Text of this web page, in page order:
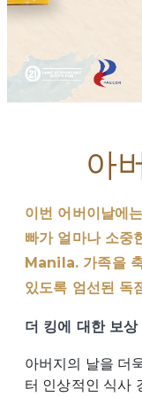
아
이번 어버이날에
빠가 얼마나 소중
Manila. 가족을
있도록 엄선된 독
더 킹에 대한 보상
아버지의 날을 더
터 인상적인 식사